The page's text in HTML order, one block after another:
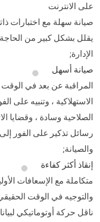
على الانترنت
صيانة سهلة مع اختبارات
يقلل بشكل كبير من
الإدارة;
صيانة أسهل
المراقبة عن بعد في
الاستهلاكية ، وتنبيه على
الصلاحية وسادة ، وقضايا
رسائل تذكير على الفور
والصيانة;
إنقاذ أكثر كفاءة
متكاملة مع الإسعافات
والتوجيه في الوقت
ناقل حركة أوتوماتيكي